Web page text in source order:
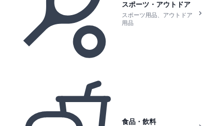
スポーツ・アウトドア
スポーツ用品、アウトドア
用品
食品・飲料